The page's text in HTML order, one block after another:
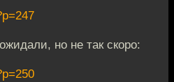
но не так скоро: